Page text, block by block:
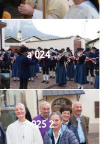
a 024
a 025 2